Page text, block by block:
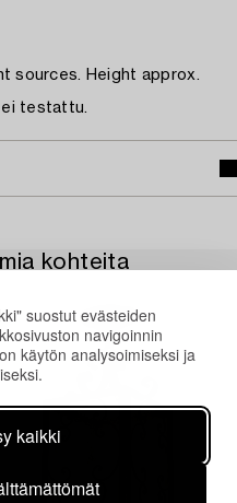
suostut evästeiden
navigoinnin
käytön analysoimiseksi ja
kaikki
sources. Height approx.
ei testattu.
kohteita